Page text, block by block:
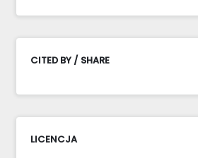
CITED BY / SHARE
LICENCJA